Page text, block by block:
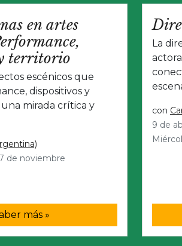
en artes
territorio
escénicos que
dispositivos y
mirada crítica y
de noviembre
más »
La
con
9 de